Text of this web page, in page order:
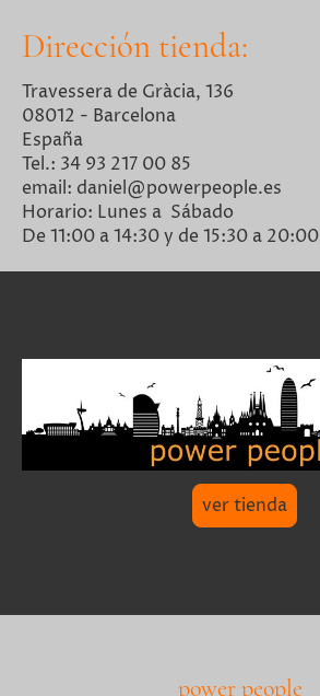
Dirección tienda:
Travessera de Gràcia, 136
08012 - Barcelona
España
Tel.: 34 93 217 00 85
email: daniel@powerpeople.es
Horario: Lunes a Sábado
De 11:00 a 14:30 y de 15:30 a 20:00
ver tienda
power people